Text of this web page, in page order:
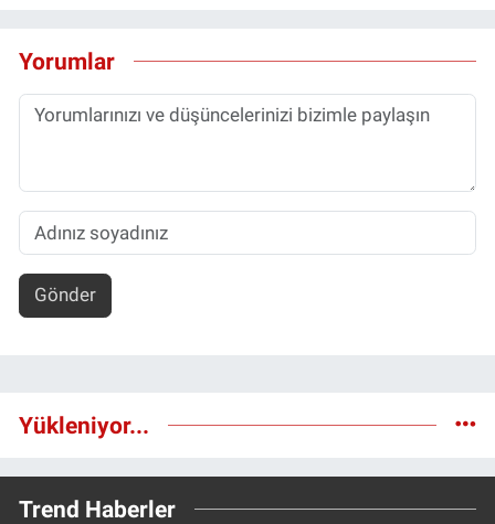
Yorumlar
Gönder
Yükleniyor...
Trend Haberler